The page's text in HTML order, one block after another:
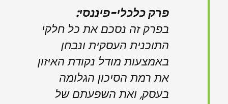
פרק כלכלי-פיננסי:
בפרק זה נסכם את כל חלקי
התוכנית העסקית ונבחן
באמצעות מודל נקודת האיזון
את רמת הסיכון הגלומה
בעסק, ואת השפעתם של